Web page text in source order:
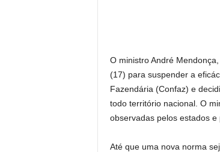
O ministro André
(17) para suspender a
Fazendária (Confaz) e
todo território nacional. O
observadas pelos estados e
Até que uma nova norma